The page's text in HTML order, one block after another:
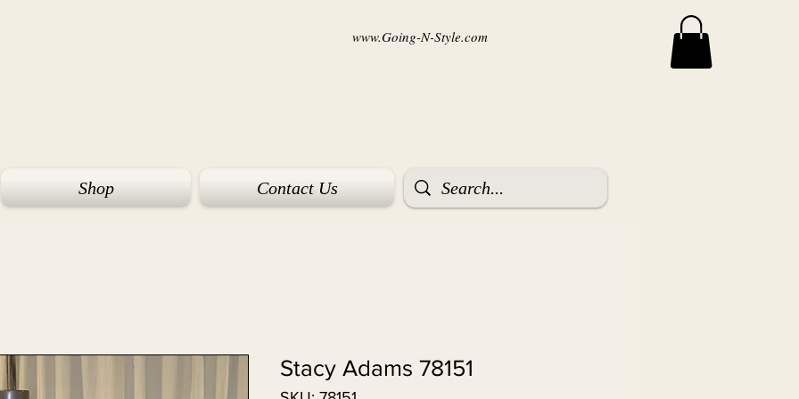
www.Going-N-Style.com
Shop Contact Us
Stacy Adams 78151